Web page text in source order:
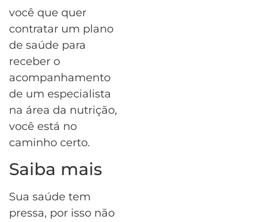
você que quer
contratar um plano
de saúde para
receber o
acompanhamento
de um especialista
na área da nutrição,
você está no
caminho certo.
Saiba mais
Sua saúde tem
pressa, por isso não